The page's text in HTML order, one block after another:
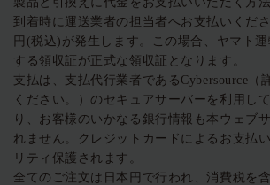
到着時に運送業者の担当者へお支払いくだ
円(税込)が発生します。この場合、ヤマト
する領収証が正式な領収証となります。
支払は、支払代行業者であるCybersource（
ください。）のセキュアサーバーを利用し
り、お客様のいかなる銀行情報も本ウェブ
れません。クレジットカードによるお支払
リティ保護されます。
全てのご注文は日本円で行われ、消費税を含